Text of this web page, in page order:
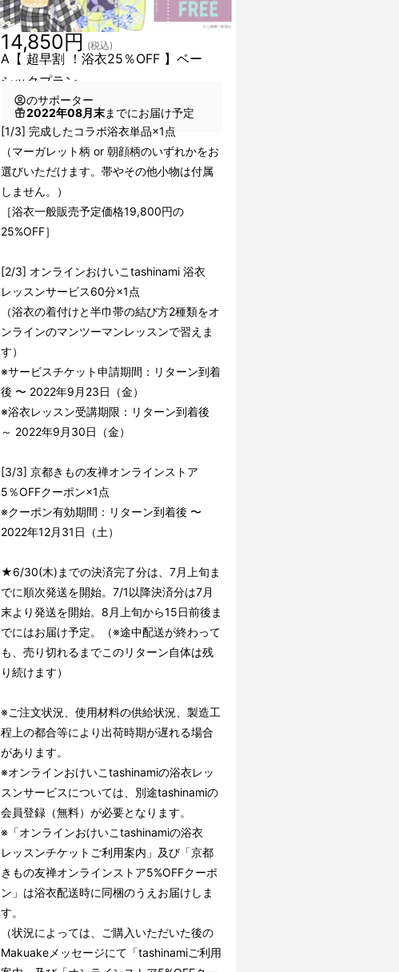
A【 超早割 ！浴衣25％OFF 】ベー
シックプラン
14,850円 (税込)
のサポーター
2022年08月末までにお届け予定
[1/3] 完成したコラボ浴衣単品×1点
（マーガレット柄 or 朝顔柄のいずれかをお
選びいただけます。帯やその他小物は付属
しません。）
［浴衣一般販売予定価格19,800円の
25%OFF］
[2/3] オンラインおけいこtashinami 浴衣
レッスンサービス60分×1点
（浴衣の着付けと半巾帯の結び方2種類をオ
ンラインのマンツーマンレッスンで習えま
す）
※サービスチケット申請期間：リターン到着
後 〜 2022年9月23日（金）
※浴衣レッスン受講期限：リターン到着後
～ 2022年9月30日（金）
[3/3] 京都きもの友禅オンラインストア
5％OFFクーポン×1点
※クーポン有効期間：リターン到着後 〜
2022年12月31日（土）
★6/30(木)までの決済完了分は、7月上旬ま
でに順次発送を開始。7/1以降決済分は7月
末より発送を開始。8月上旬から15日前後ま
でにはお届け予定。（※途中配送が終わって
も、売り切れるまでこのリターン自体は残
り続けます）
※ご注文状況、使用材料の供給状況、製造工
程上の都合等により出荷時期が遅れる場合
があります。
※オンラインおけいこtashinamiの浴衣レッ
スンサービスについては、別途tashinamiの
会員登録（無料）が必要となります。
※「オンラインおけいこtashinamiの浴衣
レッスンチケットご利用案内」及び「京都
きもの友禅オンラインストア5%OFFクーポ
ン」は浴衣配送時に同梱のうえお届けしま
す。
（状況によっては、ご購入いただいた後の
Makuakeメッセージにて「tashinamiご利用